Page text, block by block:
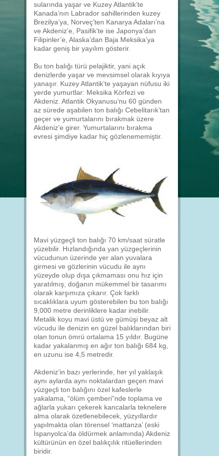
sularında yaşar ve Kuzey Atlantik’te
Kanada’nın Labrador sahillerinden kuzey
Brezilya’ya, Norveç’ten Kanarya Adaları’na
ve Akdeniz’e, Pasifik’te ise Japonya’dan
Filipinler’e, Alaska’dan Baja Meksika’ya
kadar geniş bir yayılım gösterir.
Bu ton balığı türü pelajiktir, yani açık
denizlerde yaşar ve mevsimsel olarak kıyıya
yanaşır. Kuzey Atlantik’te yaşayan nüfusu iki
yerde yumurtlar: Meksika Körfezi ve
Akdeniz. Atlantik Okyanusu’nu 60 günden
az sürede aşabilen ton balığı Cebelitarık’tan
geçer ve yumurtalarını bırakmak üzere
Akdeniz’e girer. Yumurtalarını bırakma
evresi şimdiye kadar hiç gözlenememiştir.
Mavi yüzgeçli ton balığı 70 km/saat süratle
yüzebilir. Hızlandığında yan yüzgeçlerinin
vücudunun üzerinde yer alan yuvalara
girmesi ve gözlerinin vücudu ile aynı
yüzeyde olup dışa çıkmaması onu hız için
yaratılmış, doğanın mükemmel bir tasarımı
olarak karşımıza çıkarır. Çok farklı
sıcaklıklara uyum gösterebilen bu ton balığı
9,000 metre derinliklere kadar inebilir.
Metalik koyu mavi üstü ve gümüşi beyaz alt
vücudu ile denizin en güzel balıklarından biri
olan tonun ömrü ortalama 15 yıldır. Bugüne
kadar yakalanmış en ağır ton balığı 684 kg,
en uzunu ise 4,5 metredir.
Akdeniz’in bazı yerlerinde, her yıl yaklaşık
aynı aylarda aynı noktalardan geçen mavi
yüzgeçli ton balığını özel kafeslerle
yakalama, “ölüm çemberi”nde toplama ve
ağlarla yukarı çekerek kancalarla teknelere
alma olarak özetlenebilecek, yüzyıllardır
yapılmakta olan törensel ‘mattanza’ (eski
İspanyolca’da öldürmek anlamında) Akdeniz
kültürünün en özel balıkçılık ritüellerinden
biridir.